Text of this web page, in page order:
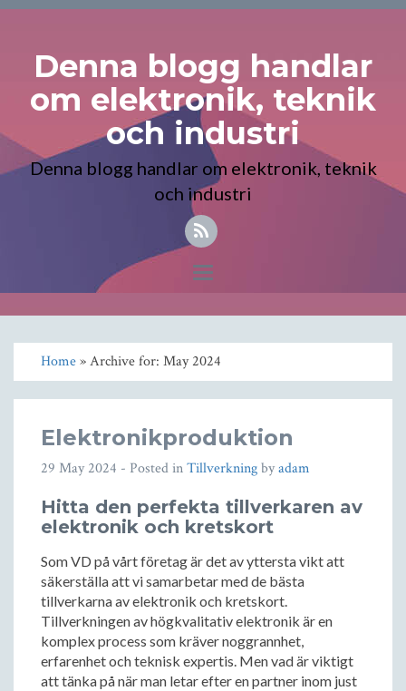
Denna blogg handlar
om elektronik, teknik
och industri
Denna blogg handlar om elektronik, teknik
och industri
Toggle
Home» Archive for: May 2024
Elektronikproduktion
29 May 2024 - Posted inTillverkningbyadam
Hitta den perfekta tillverkaren av
elektronik och kretskort
Som VD på vårt företag är det av yttersta vikt att
säkerställa att vi samarbetar med de bästa
tillverkarna av elektronik och kretskort.
Tillverkningen av högkvalitativ elektronik är en
komplex process som kräver noggrannhet,
erfarenhet och teknisk expertis. Men vad är viktigt
att tänka på när man letar efter en partner inom just